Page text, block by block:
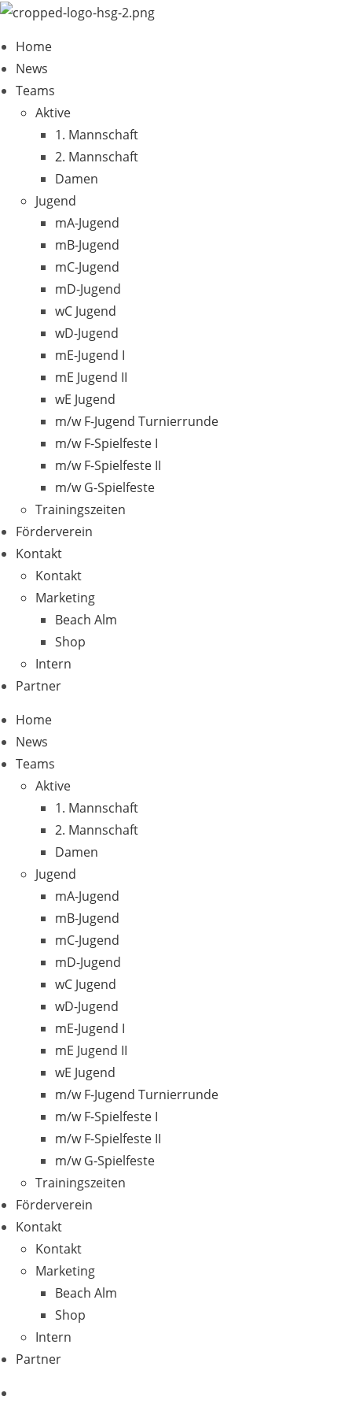
Zum
springen
Home
News
Teams
Aktive
1. Mannschaft
2. Mannschaft
Damen
Jugend
mA-Jugend
mB-Jugend
mC-Jugend
mD-Jugend
wC Jugend
wD-Jugend
mE-Jugend I
mE Jugend II
wE Jugend
m/w F-Jugend Turnierrunde
m/w F-Spielfeste I
m/w F-Spielfeste II
m/w G-Spielfeste
Trainingszeiten
Förderverein
Kontakt
Kontakt
Marketing
Beach Alm
Shop
Intern
Partner
Home
News
Teams
Aktive
1. Mannschaft
2. Mannschaft
Damen
Jugend
mA-Jugend
mB-Jugend
mC-Jugend
mD-Jugend
wC Jugend
wD-Jugend
mE-Jugend I
mE Jugend II
wE Jugend
m/w F-Jugend Turnierrunde
m/w F-Spielfeste I
m/w F-Spielfeste II
m/w G-Spielfeste
Trainingszeiten
Förderverein
Kontakt
Kontakt
Marketing
Beach Alm
Shop
Intern
Partner